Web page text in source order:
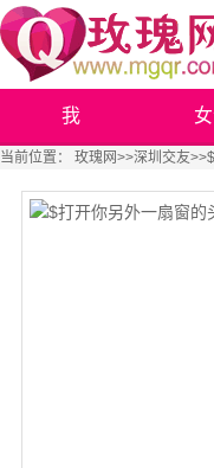
我
当前位置： 玫瑰网>>深圳交友